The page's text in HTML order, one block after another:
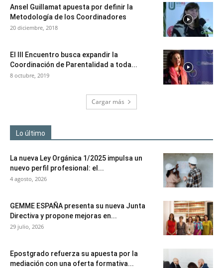
Ansel Guillamat apuesta por definir la
Metodología de los Coordinadores
20 diciembre, 2018
El III Encuentro busca expandir la
Coordinación de Parentalidad a toda...
8 octubre, 2019
Cargar más
Lo último
La nueva Ley Orgánica 1/2025 impulsa un
nuevo perfil profesional: el...
4 agosto, 2026
GEMME ESPAÑA presenta su nueva Junta
Directiva y propone mejoras en...
29 julio, 2026
Epostgrado refuerza su apuesta por la
mediación con una oferta formativa...